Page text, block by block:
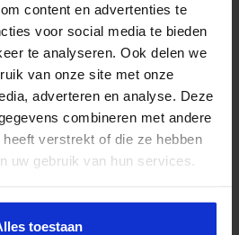
content en advertenties te
voor social media te bieden
te analyseren. Ook delen we
van onze site met onze
adverteren en analyse. Deze
combineren met andere
verstrekt of die ze hebben
uw gebruik van hun services.
toestaan
zorg en veiligheid